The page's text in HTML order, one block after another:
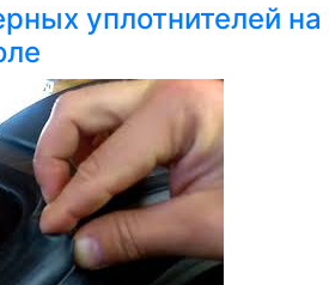
уплотнителей на